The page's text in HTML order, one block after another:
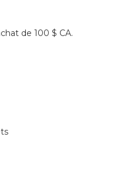
de 100 $ CA.